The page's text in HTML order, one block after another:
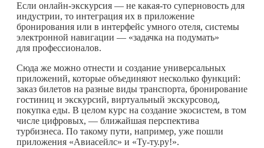
Если онлайн-экскурсия — не какая-то суперновость для
индустрии, то интеграция их в приложение
бронирования или в интерфейс умного отеля, системы
электронной навигации — «задачка на подумать»
для профессионалов.
Сюда же можно отнести и создание универсальных
приложений, которые объединяют несколько функций:
заказ билетов на разные виды транспорта, бронирование
гостиниц и экскурсий, виртуальный экскурсовод,
покупка еды. В целом курс на создание экосистем, в том
числе цифровых, — ближайшая перспектива
турбизнеса. По такому пути, например, уже пошли
приложения «Авиасейлс» и «Ту-ту.ру!».